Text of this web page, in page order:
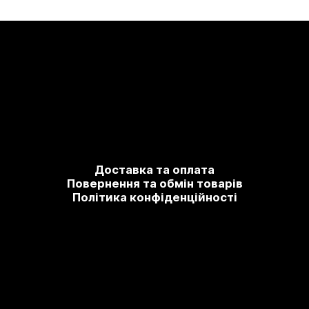
Доставка та оплата
Повернення та обмін товарів
Політика конфіденційності